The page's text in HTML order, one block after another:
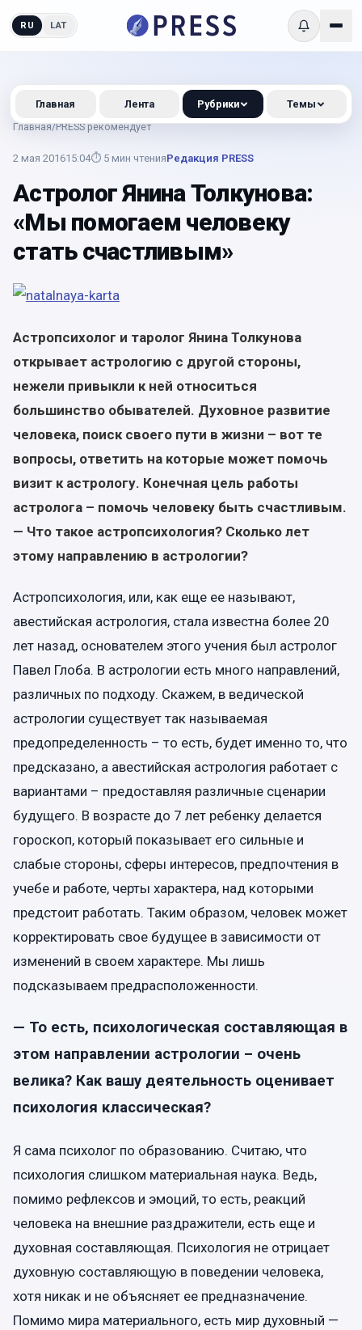
RU LAT
Главная/PRESS рекомендует
2 мая 201615:04⏱ 5 мин чтенияРедакция PRESS
Астролог Янина Толкунова:
«Мы помогаем человеку
стать счастливым»
Астропсихолог и таролог Янина Толкунова
открывает астрологию с другой стороны,
нежели привыкли к ней относиться
большинство обывателей. Духовное развитие
человека, поиск своего пути в жизни – вот те
вопросы, ответить на которые может помочь
визит к астрологу. Конечная цель работы
астролога – помочь человеку быть счастливым.
— Что такое астропсихология? Сколько лет
этому направлению в астрологии?
Астропсихология, или, как еще ее называют,
авестийская астрология, стала известна более 20
лет назад, основателем этого учения был астролог
Павел Глоба. В астрологии есть много направлений,
различных по подходу. Скажем, в ведической
астрологии существует так называемая
предопределенность – то есть, будет именно то, что
предсказано, а авестийская астрология работает с
вариантами – предоставляя различные сценарии
будущего. В возрасте до 7 лет ребенку делается
гороскоп, который показывает его сильные и
слабые стороны, сферы интересов, предпочтения в
учебе и работе, черты характера, над которыми
предстоит работать. Таким образом, человек может
корректировать свое будущее в зависимости от
изменений в своем характере. Мы лишь
подсказываем предрасположенности.
— То есть, психологическая составляющая в
этом направлении астрологии – очень
велика? Как вашу деятельность оценивает
психология классическая?
Я сама психолог по образованию. Считаю, что
психология слишком материальная наука. Ведь,
помимо рефлексов и эмоций, то есть, реакций
человека на внешние раздражители, есть еще и
духовная составляющая. Психология не отрицает
духовную составляющую в поведении человека,
хотя никак и не объясняет ее предназначение.
Помимо мира материального, есть мир духовный —
Главная Лента Рубрики Темы